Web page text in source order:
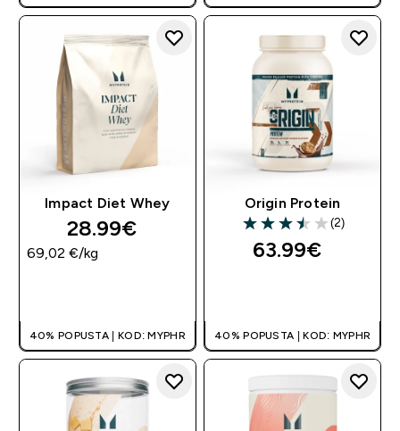
Impact Diet Whey
28.99€‎
69,02 €‎/kg
40% POPUSTA | KOD: MYPHR
Origin Protein
3.5 out of 5 stars
(2)
63.99€‎
40% POPUSTA | KOD: MYPHR